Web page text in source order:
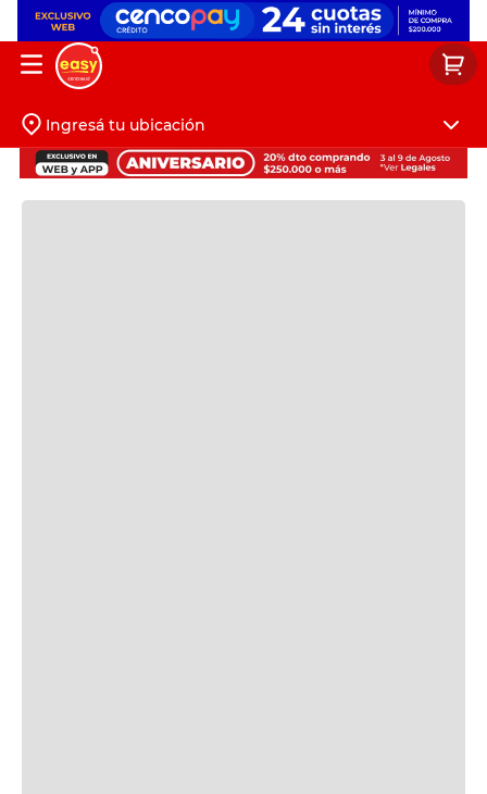
Ingresá tu ubicación